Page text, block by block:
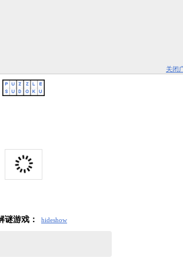
关闭
谜游戏： hideshow